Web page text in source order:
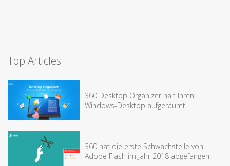
Top Articles
360 Desktop Organizer hält Ihren
Windows-Desktop aufgeräumt
360 hat die erste Schwachstelle von
Adobe Flash im Jahr 2018 abgefangen!